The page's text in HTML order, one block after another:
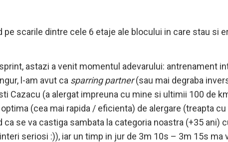
scarile dintre cele 6 etaje ale blocului in care stau si
astazi a venit momentul adevarului: antrenament
l-am avut ca sparring partner(sau mai degraba
Cazacu (a alergat impreuna cu mine si ultimii 100 de
(cea mai rapida / eficienta) de alergare (treapta cu
se va castiga sambata la categoria noastra (+35 ani)
seriosi :)), iar un timp in jur de 3m 10s – 3m 15s ma